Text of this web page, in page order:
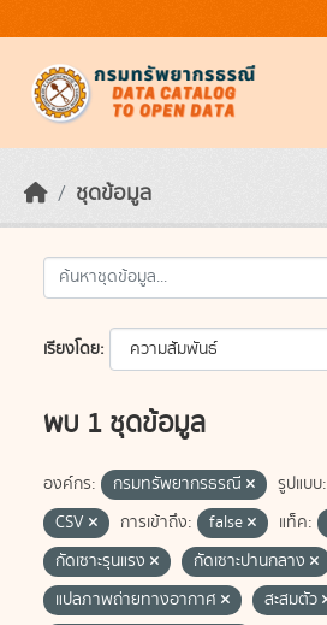
ชุดข้อมูล
เรียงโดย
พบ 1 ชุดข้อมูล
องค์กร: กรมทรัพยากรธรณี รูปแบบ:
CSV
การเข้าถึง: false แท็ค:
กัดเซาะรุนแรง
กัดเซาะปานกลาง
แปลภาพถ่ายทางอากาศ
สะสมตัว